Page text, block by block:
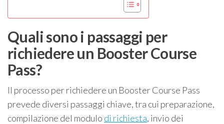
Quali sono i passaggi per
richiedere un Booster Course
Pass?
Il processo per richiedere un Booster Course Pass
prevede diversi passaggi chiave, tra cui preparazione,
compilazione del modulo di richiesta, invio dei